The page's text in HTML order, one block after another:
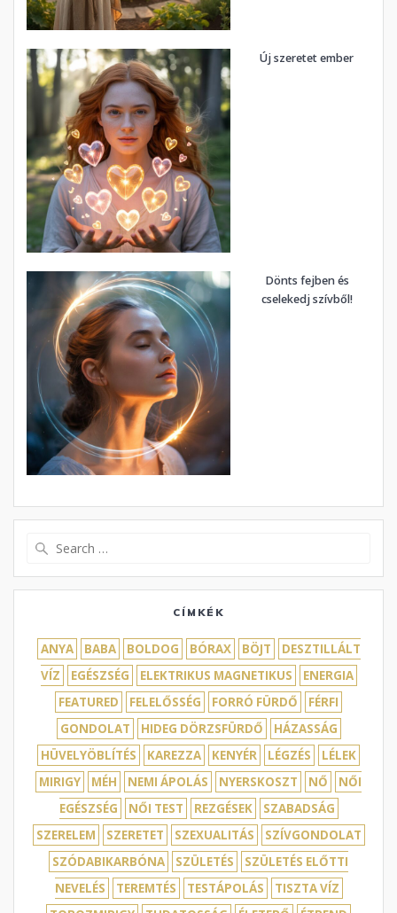
Új szeretet ember
Dönts fejben és
cselekedj szívből!
CÍMKÉK
ANYA BABA BOLDOG BÓRAX BÖJT
DESZTILLÁLT
VÍZ
EGÉSZSÉG ELEKTRIKUS MAGNETIKUS
ENERGIA
FEATURED
FELELŐSSÉG FORRÓ FÜRDŐ
FÉRFI
GONDOLAT
HIDEG DÖRZSFÜRDŐ
HÁZASSÁG
HÜVELYÖBLÍTÉS
KAREZZA KENYÉR LÉGZÉS
LÉLEK
MIRIGY
MÉH NEMI ÁPOLÁS NYERSKOSZT NŐ
NŐI
EGÉSZSÉG
NŐI TEST REZGÉSEK
SZABADSÁG
SZERELEM
SZERETET SZEXUALITÁS
SZÍVGONDOLAT
SZÓDABIKARBÓNA
SZÜLETÉS
SZÜLETÉS ELŐTTI
NEVELÉS
TEREMTÉS TESTÁPOLÁS
TISZTA VÍZ